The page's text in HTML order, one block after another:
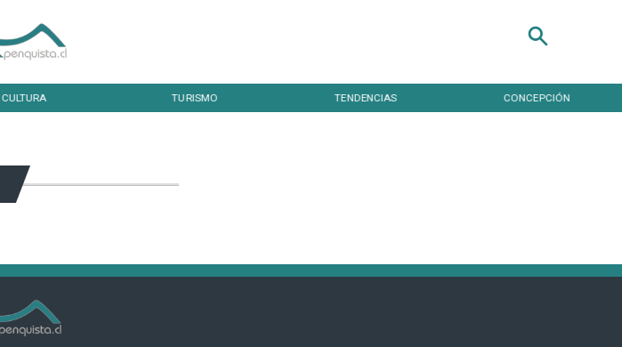
CULTURA TURISMO TENDENCIAS CONCEPCIÓN